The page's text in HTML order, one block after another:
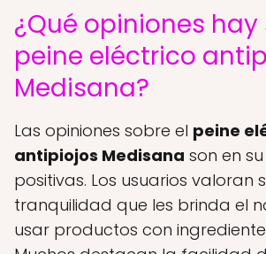
¿Qué opiniones hay
peine eléctrico
Medisana?
Las opiniones sobre el peine
antipiojos Medisana son en
positivas. Los usuarios valoran
tranquilidad que les brinda el
usar productos con